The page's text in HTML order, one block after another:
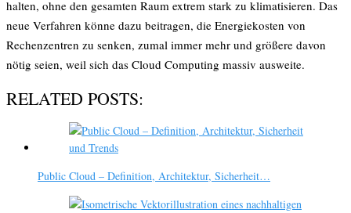
halten, ohne den gesamten Raum extrem stark zu klimatisieren. Das
neue Verfahren könne dazu beitragen, die Energiekosten von
Rechenzentren zu senken, zumal immer mehr und größere davon
nötig seien, weil sich das Cloud Computing massiv ausweite.
RELATED POSTS:
Public Cloud – Definition, Architektur, Sicherheit…